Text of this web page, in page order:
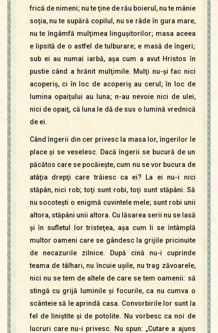
frică de nimeni; nu te ţine de rău boierul, nu te mânie
soţia, nu te supără copilul, nu se râde în gura mare,
nu te îngâmfă mulţimea linguşitorilor; masa aceea
e lipsită de o astfel de tulburare; e masă de îngeri;
sub ei au numai iarbă, aşa cum a avut Hristos în
pustie când a hrănit mulţimile. Mulţi nu-şi fac nici
acoperiş, ci în loc de acoperiş au cerul; în loc de
lumina opaiţului au luna; n-au nevoie nici de ulei,
nici de opaiţ, că luna le dă de sus o lumină vrednică
de ei.
Când îngerii din cer privesc la masa lor, îngerilor le
place şi se veselesc. Dacă îngerii se bucură de un
păcătos care se pocăieşte, cum nu se vor bucura de
atâţia drepţi care trăiesc ca ei? La ei nu-i nici
stăpân, nici rob; toţi sunt robi, toţi sunt stăpâni. Să
nu socoteşti o enigmă cuvintele mele; sunt robi unii
altora, stăpâni unii altora. Cu lăsarea serii nu se lasă
şi în sufletul lor tristeţea, aşa cum li se întâmplă
multor oameni care se gândesc la grijile pricinuite
de necazurile zilnice. După cină nu-i cuprinde
teama de tâlhari, nu încuie uşile, nu trag zăvoarele,
nici nu se tem de altele de care se tem oamenii: să
stingă cu grijă luminile şi focurile, ca nu cumva o
scânteie să le aprindă casa. Convorbirile lor sunt la
fel de liniştite şi de potolite. Nu vorbesc ca noi de
lucruri care nu-i privesc. Nu spun: „Cutare a ajuns